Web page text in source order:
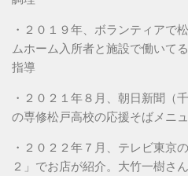
・２０１９年、ボランティアで
ムホーム入所者と施設で働いて
指導
・２０２１年８月、朝日新聞（
の専修松戸高校の応援そばメニ
・２０２２年７月、テレビ東京
２」でお店が紹介。大竹一樹さ